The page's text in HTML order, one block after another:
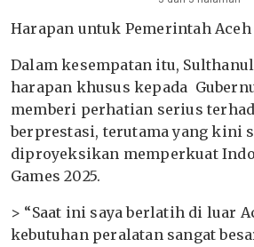
Harapan untuk Pemerintah Aceh
Dalam kesempatan itu,
harapan khusus kepada
memberi perhatian serius
berprestasi, terutama yang kini
diproyeksikan memperkuat
Games 2025.
> “Saat ini saya berlatih di luar
kebutuhan peralatan sangat